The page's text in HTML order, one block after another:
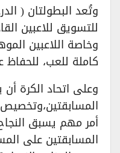
وتُعد البطولتان (
للتسويق للاعبين
وخاصة اللاعبين
كاملة للعب، للحفاظ
وعلى اتحاد الكرة
أمر مهم يسبق
المسابقتين على